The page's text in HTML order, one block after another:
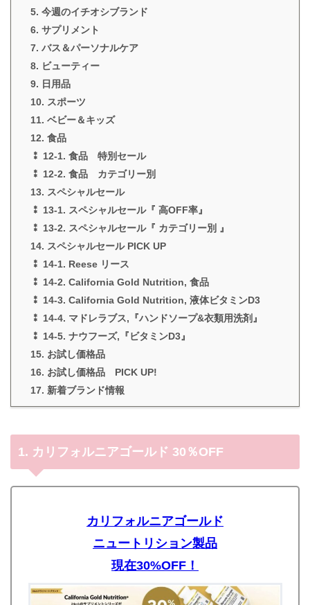
5. 今週のイチオシブランド
6. サプリメント
7. バス＆パーソナルケア
8. ビューティー
9. 日用品
10. スポーツ
11. ベビー＆キッズ
12. 食品
⁑ 12-1. 食品 特別セール
⁑ 12-2. 食品 カテゴリー別
13. スペシャルセール
⁑ 13-1. スペシャルセール『 高OFF率』
⁑ 13-2. スペシャルセール『 カテゴリー別 』
14. スペシャルセール PICK UP
⁑ 14-1. Reese リース
⁑ 14-2. California Gold Nutrition, 食品
⁑ 14-3. California Gold Nutrition, 液体ビタミンD3
⁑ 14-4. マドレラブス,『ハンドソープ&衣類用洗剤』
⁑ 14-5. ナウフーズ,『ビタミンD3』
15. お試し価格品
16. お試し価格品 PICK UP!
17. 新着ブランド情報
1. カリフォルニアゴールド 30％OFF
カリフォルニアゴールド
ニュートリション製品
現在30%OFF！